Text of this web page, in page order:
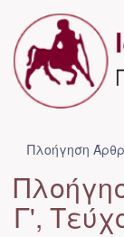
Πλοήγηση
Γ',